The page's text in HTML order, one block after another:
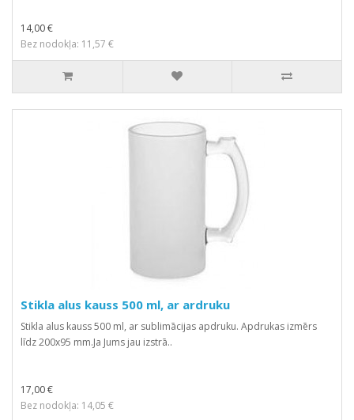
14,00 €
Bez nodokļa: 11,57 €
Stikla alus kauss 500 ml, ar ardruku
Stikla alus kauss 500 ml, ar sublimācijas apdruku. Apdrukas izmērs
līdz 200x95 mm.Ja Jums jau izstrā..
17,00 €
Bez nodokļa: 14,05 €